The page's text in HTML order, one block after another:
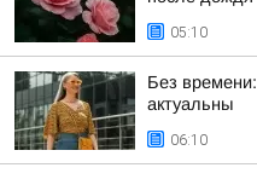
05:10
Без
актуальны
06:10